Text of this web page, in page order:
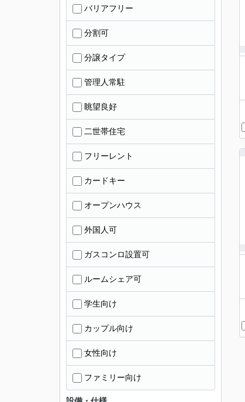
バリアフリー
分割可
分譲タイプ
管理人常駐
眺望良好
二世帯住宅
フリーレント
カードキー
オープンハウス
外国人可
ガスコンロ設置可
ルームシェア可
学生向け
カップル向け
女性向け
ファミリー向け